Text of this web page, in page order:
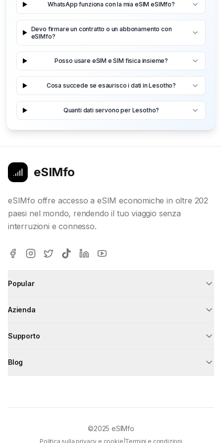
WhatsApp funziona con la mia eSIM eSIMfo?
Devo firmare un contratto o un abbonamento con
eSIMfo?
Posso usare eSIM e SIM fisica insieme?
Cosa succede se esaurisco i dati in Lesotho?
Quanti dati servono per Lesotho?
eSIMfo
eSIMfo offre accesso a eSIM economiche in oltre 202
paesi nel mondo, rendendo il tuo viaggio senza
interruzioni e connesso.
Popular
Azienda
Supporto
Blog
©2025 eSIMfo
Politica sulla privacy e cookie Termini e condizioni